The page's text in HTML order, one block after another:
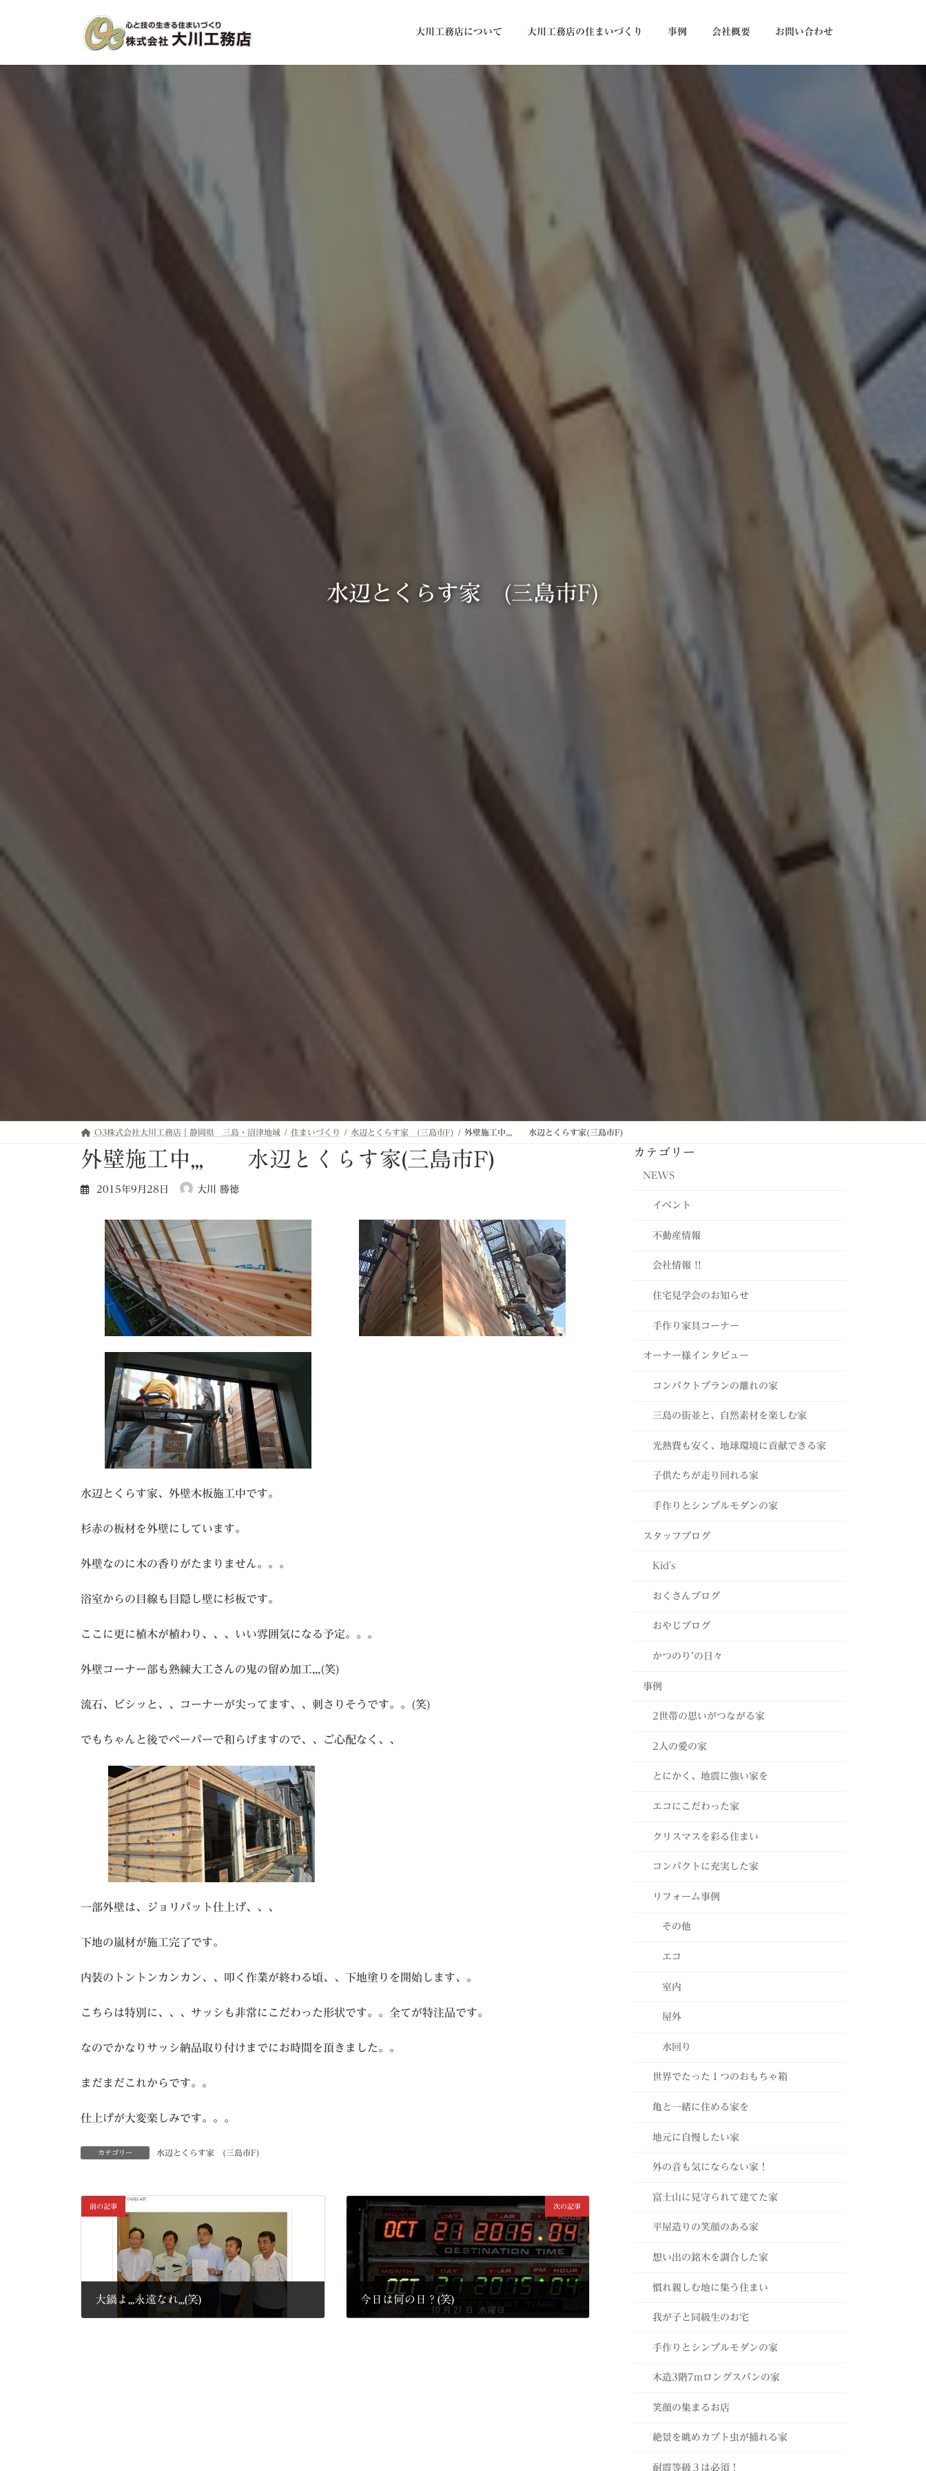
大川工務店について 大川工務店の住まいづくり 事例 会社概要 お問い合わせ
水辺とくらす家 (三島市F)
O3株式会社大川工務店｜静岡県 三島・沼津地域 住まいづくり 水辺とくらす家 (三島市F) 外壁施工中,,, 水辺とくらす家(三島市F)
外壁施工中,,, 水辺とくらす家(三島市F)
2015年9月28日 大川 勝徳
水辺とくらす家、外壁木板施工中です。
杉赤の板材を外壁にしています。
外壁なのに木の香りがたまりません。。。
浴室からの目線も目隠し壁に杉板です。
ここに更に植木が植わり、、、いい雰囲気になる予定。。。
外壁コーナー部も熟練大工さんの鬼の留め加工,,,(笑)
流石、ビシッと、、コーナーが尖ってます、、刺さりそうです。。(笑)
でもちゃんと後でペーパーで和らげますので、、ご心配なく、、
一部外壁は、ジョリパット仕上げ、、、
下地の嵐材が施工完了です。
内装のトントンカンカン、、叩く作業が終わる頃、、下地塗りを開始します、。
こちらは特別に、、、サッシも非常にこだわった形状です。。全てが特注品です。
なのでかなりサッシ納品取り付けまでにお時間を頂きました。。
まだまだこれからです。。
仕上げが大変楽しみです。。。
カテゴリー 水辺とくらす家 (三島市F)
前の記事
大鍋よ,,,永遠なれ,,,(笑)
次の記事
今日は何の日？(笑)
カテゴリー
NEWS
イベント
不動産情報
会社情報 !!
住宅見学会のお知らせ
手作り家具コーナー
オーナー様インタビュー
コンパクトプランの離れの家
三島の街並と、自然素材を楽しむ家
光熱費も安く、地球環境に貢献できる家
子供たちが走り回れる家
手作りとシンプルモダンの家
スタッフブログ
Kid's
おくさんブログ
おやじブログ
かつのり’の日々
事例
2世帯の思いがつながる家
2人の愛の家
とにかく、地震に強い家を
エコにこだわった家
クリスマスを彩る住まい
コンパクトに充実した家
リフォーム事例
その他
エコ
室内
屋外
水回り
世界でたった１つのおもちゃ箱
亀と一緒に住める家を
地元に自慢したい家
外の音も気にならない家！
富士山に見守られて建てた家
平屋造りの笑顔のある家
想い出の銘木を調合した家
慣れ親しむ地に集う住まい
我が子と同級生のお宅
手作りとシンプルモダンの家
木造3階7mロングスパンの家
笑顔の集まるお店
絶景を眺めカブト虫が捕れる家
耐震等級３は必須！